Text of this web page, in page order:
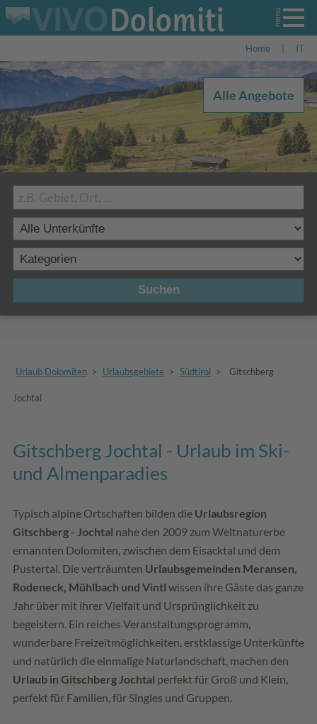
Home IT
Suchen
Alle Angebote
Urlaub Dolomiten > Urlaubsgebiete > Südtirol > Gitschberg
Jochtal
Gitschberg Jochtal - Urlaub im Ski-
und Almenparadies
Typisch alpine Ortschaften bilden die Urlaubsregion
Gitschberg - Jochtal nahe den 2009 zum Weltnaturerbe
ernannten Dolomiten, zwischen dem Eisacktal und dem
Pustertal. Die verträumten Urlaubsgemeinden Meransen,
Rodeneck, Mühlbach und Vintl wissen ihre Gäste das ganze
Jahr über mit ihrer Vielfalt und Ursprünglichkeit zu
begeistern. Ein reiches Veranstaltungsprogramm,
wunderbare Freizeitmöglichkeiten, erstklassige Unterkünfte
und natürlich die einmalige Naturlandschaft, machen den
Urlaub in Gitschberg Jochtal perfekt für Groß und Klein,
perfekt für Familien, für Singles und Gruppen.